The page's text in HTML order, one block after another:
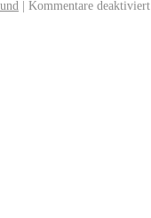
Kommentare deaktiviert